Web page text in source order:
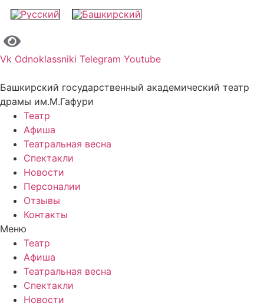
Vk Odnoklassniki Telegram Youtube
Башкирский государственный академический театр
драмы им.М.Гафури
Театр
Афиша
Театральная весна
Спектакли
Новости
Персоналии
Отзывы
Контакты
Меню
Театр
Афиша
Театральная весна
Спектакли
Новости